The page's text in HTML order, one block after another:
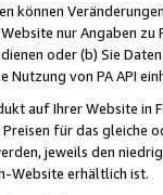
können
nur Angaben
oder (b) Sie
von PA API
auf Ihrer Website
für das
jeweils den
Website erhältlich ist.